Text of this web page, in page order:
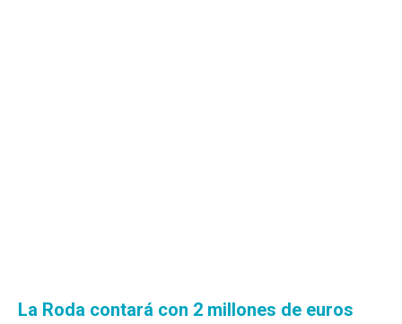
La Roda contará con 2 millones de euros